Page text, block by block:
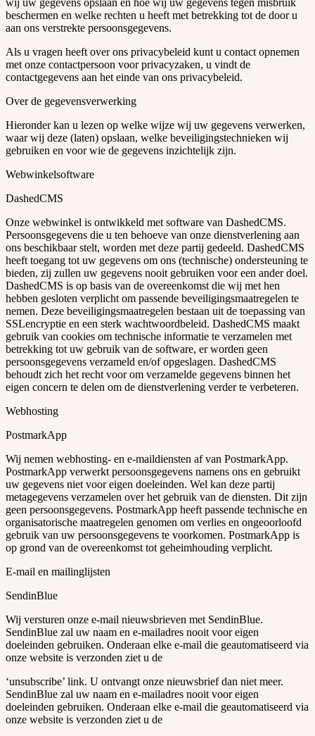
beschermen en welke rechten u heeft met betrekking tot de door u
aan ons verstrekte persoonsgegevens.
Als u vragen heeft over ons privacybeleid kunt u contact opnemen
met onze contactpersoon voor privacyzaken, u vindt de
contactgegevens aan het einde van ons privacybeleid.
Over de gegevensverwerking
Hieronder kan u lezen op welke wijze wij uw gegevens verwerken,
waar wij deze (laten) opslaan, welke beveiligingstechnieken wij
gebruiken en voor wie de gegevens inzichtelijk zijn.
Webwinkelsoftware
DashedCMS
Onze webwinkel is ontwikkeld met software van DashedCMS.
Persoonsgegevens die u ten behoeve van onze dienstverlening aan
ons beschikbaar stelt, worden met deze partij gedeeld. DashedCMS
heeft toegang tot uw gegevens om ons (technische) ondersteuning te
bieden, zij zullen uw gegevens nooit gebruiken voor een ander doel.
DashedCMS is op basis van de overeenkomst die wij met hen
hebben gesloten verplicht om passende beveiligingsmaatregelen te
nemen. Deze beveiligingsmaatregelen bestaan uit de toepassing van
SSLencryptie en een sterk wachtwoordbeleid. DashedCMS maakt
gebruik van cookies om technische informatie te verzamelen met
betrekking tot uw gebruik van de software, er worden geen
persoonsgegevens verzameld en/of opgeslagen. DashedCMS
behoudt zich het recht voor om verzamelde gegevens binnen het
eigen concern te delen om de dienstverlening verder te verbeteren.
Webhosting
PostmarkApp
Wij nemen webhosting- en e-maildiensten af van PostmarkApp.
PostmarkApp verwerkt persoonsgegevens namens ons en gebruikt
uw gegevens niet voor eigen doeleinden. Wel kan deze partij
metagegevens verzamelen over het gebruik van de diensten. Dit zijn
geen persoonsgegevens. PostmarkApp heeft passende technische en
organisatorische maatregelen genomen om verlies en ongeoorloofd
gebruik van uw persoonsgegevens te voorkomen. PostmarkApp is
op grond van de overeenkomst tot geheimhouding verplicht.
E-mail en mailinglijsten
SendinBlue
Wij versturen onze e-mail nieuwsbrieven met SendinBlue.
SendinBlue zal uw naam en e-mailadres nooit voor eigen
doeleinden gebruiken. Onderaan elke e-mail die geautomatiseerd via
onze website is verzonden ziet u de
‘unsubscribe’ link. U ontvangt onze nieuwsbrief dan niet meer.
SendinBlue zal uw naam en e-mailadres nooit voor eigen
doeleinden gebruiken. Onderaan elke e-mail die geautomatiseerd via
onze website is verzonden ziet u de